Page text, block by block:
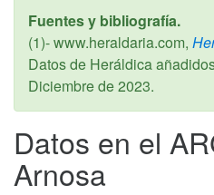
Fuentes y bibliografía.
(1)- www.heraldaria.com,
Datos de Heráldica
Diciembre de 2023.
Datos en el
Arnosa